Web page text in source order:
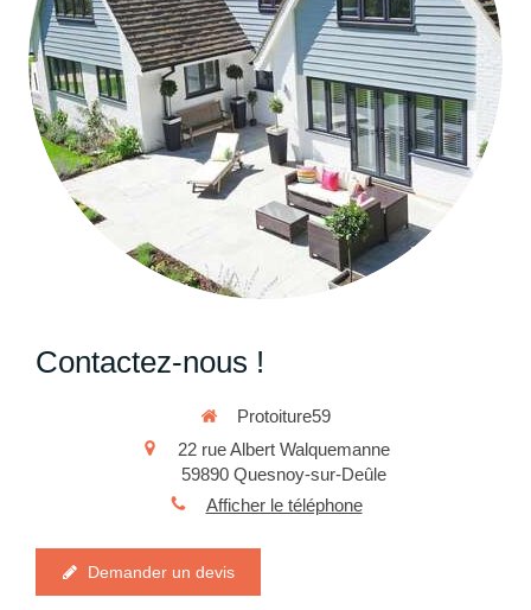
Contactez-nous !
Protoiture59
22 rue Albert Walquemanne
59890 Quesnoy-sur-Deûle
Afficher le téléphone
Demander un devis